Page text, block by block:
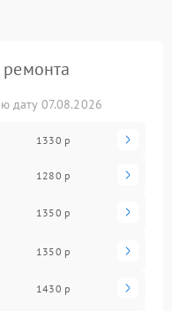
дату 07.08.2026
1330 р
1280 р
1350 р
1350 р
1430 р